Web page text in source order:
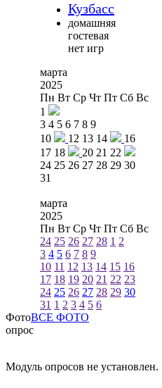
Кузбасс
домашняя
гостевая
нет игр
марта
2025
Пн Вт Ср Чт Пт Сб Вс
1
3 4 5 6 7 8 9
10
12 13 14
16
17 18 20 21 22
24 25 26 27 28 29 30
31
марта
2025
Пн Вт Ср Чт Пт Сб Вс
24 25 26 27 28 1 2
3 4 5 6 7 8 9
10 11 12 13 14 15 16
17 18 19 20 21 22 23
24 25 26 27 28 29 30
31 1 2 3 4 5 6
ФотоВСЕ ФОТО
опрос
Модуль опросов не установлен.